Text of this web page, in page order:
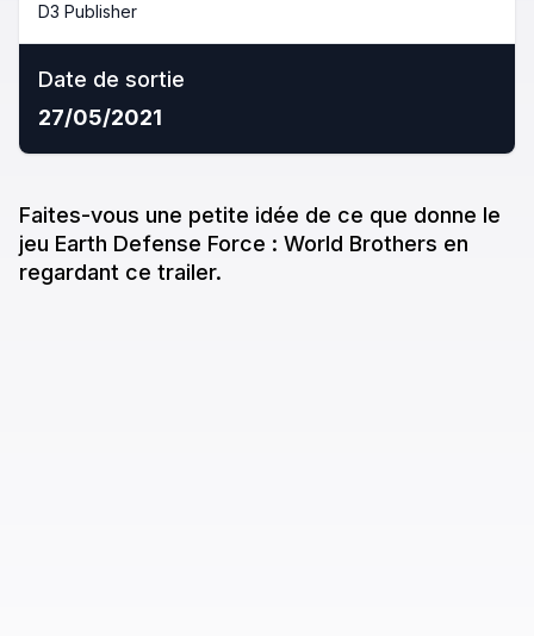
D3 Publisher
Date de sortie
27/05/2021
Faites-vous une petite idée de ce que donne le
jeu Earth Defense Force : World Brothers en
regardant ce trailer.